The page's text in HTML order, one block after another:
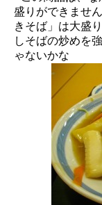
盛りができませ
きそば」は大盛
しそばの炒めを
ゃないかな